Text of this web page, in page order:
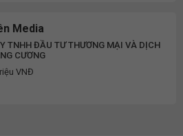
Media
TNHH ĐẦU TƯ THƯƠNG MẠI VÀ DỊCH
CƯƠNG
VNĐ